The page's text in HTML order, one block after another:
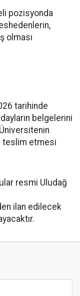
pozisyonda
olması
tarihinde
belgelerini
teslim etmesi
resmi Uludağ
ilan edilecek